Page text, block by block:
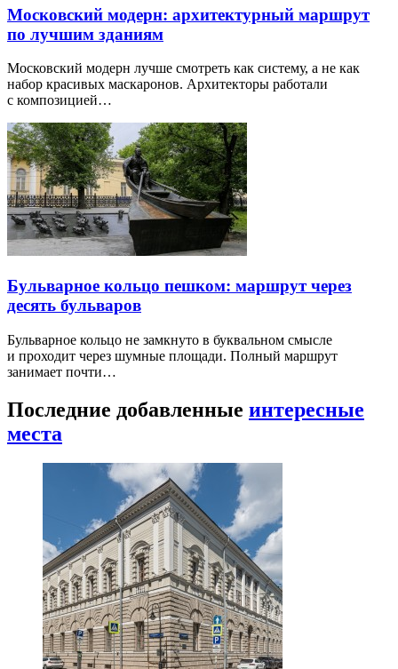
Московский модерн: архитектурный маршрут
по лучшим зданиям
Московский модерн лучше смотреть как систему, а не как
набор красивых маскаронов. Архитекторы работали
с композицией…
Бульварное кольцо пешком: маршрут через
десять бульваров
Бульварное кольцо не замкнуто в буквальном смысле
и проходит через шумные площади. Полный маршрут
занимает почти…
Последние добавленные интересные
места